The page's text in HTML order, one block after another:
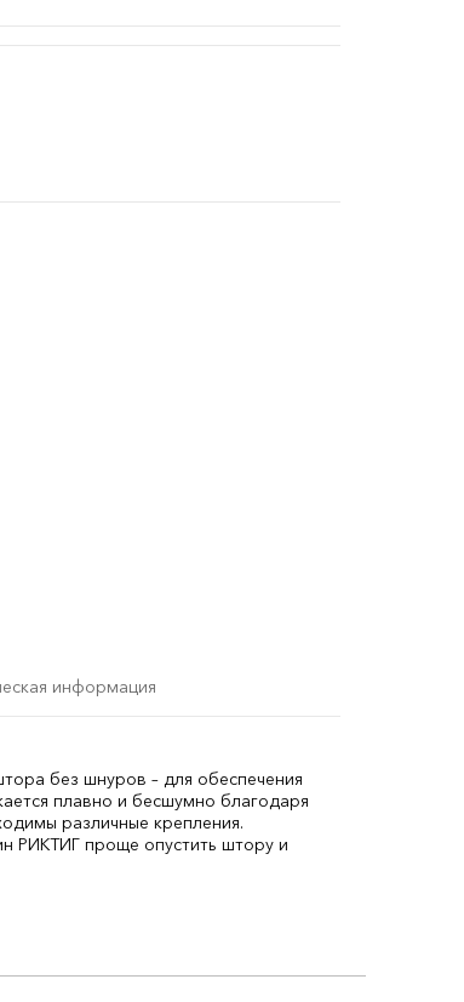
информация
без шнуров – для обеспечения
плавно и бесшумно благодаря
различные крепления.
РИКТИГ проще опустить штору и